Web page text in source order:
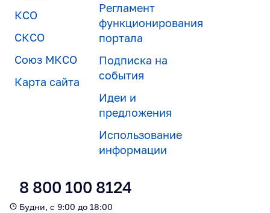
КСО
СКСО
Союз МКСО
Карта сайта
Регламент
функционирования
портала
Подписка на
события
Идеи и
предложения
Использование
информации
8 800 100 8124
Будни, с 9:00 до 18:00